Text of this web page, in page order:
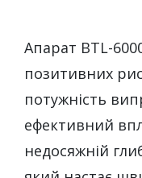
Апарат BTL-
позитивних
потужність
ефективний
недосяжній